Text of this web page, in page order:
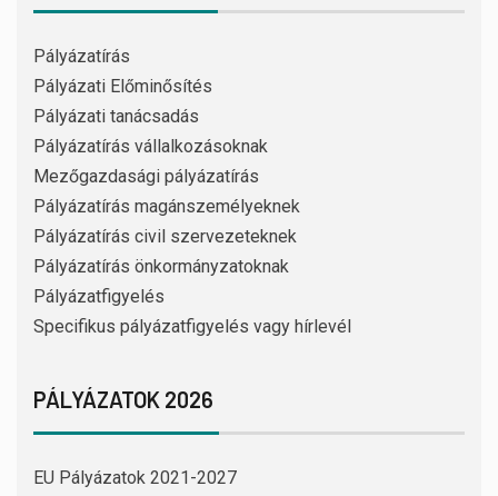
Pályázatírás
Pályázati Előminősítés
Pályázati tanácsadás
Pályázatírás vállalkozásoknak
Mezőgazdasági pályázatírás
Pályázatírás magánszemélyeknek
Pályázatírás civil szervezeteknek
Pályázatírás önkormányzatoknak
Pályázatfigyelés
Specifikus pályázatfigyelés vagy hírlevél
PÁLYÁZATOK 2026
EU Pályázatok 2021-2027